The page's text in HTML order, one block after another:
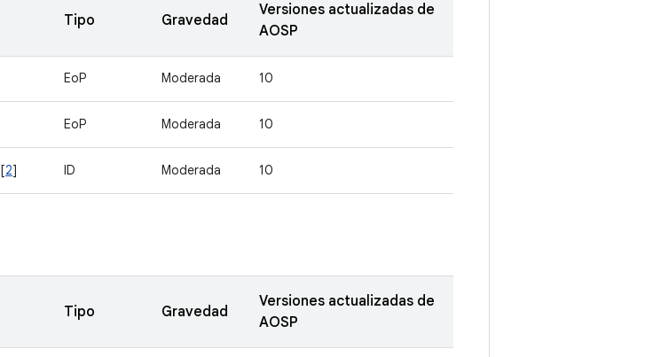
Tipo Gravedad
Versiones actualizadas de
AOSP
EoP Moderada 10
EoP Moderada 10
[2] ID Moderada 10
Tipo Gravedad
Versiones actualizadas de
AOSP